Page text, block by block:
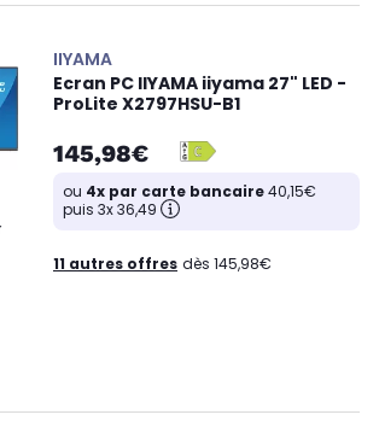
IIYAMA
Ecran PC IIYAMA iiyama 27" LED -
ProLite X2797HSU-B1
145,98€
ou 4x par carte bancaire40,15€
puis 3x 36,49
11 autres offres dès 145,98€